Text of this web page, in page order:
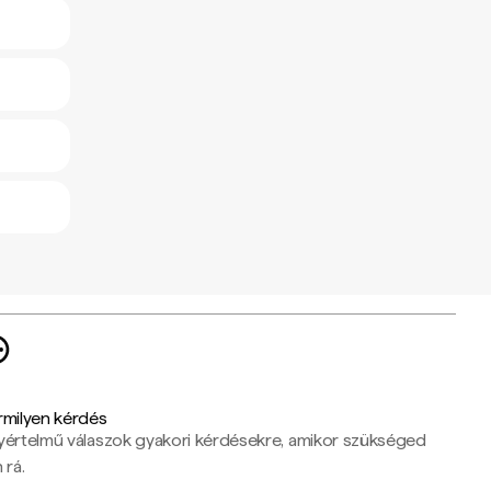
kérdés
válaszok gyakori kérdésekre, amikor szükséged
rá.